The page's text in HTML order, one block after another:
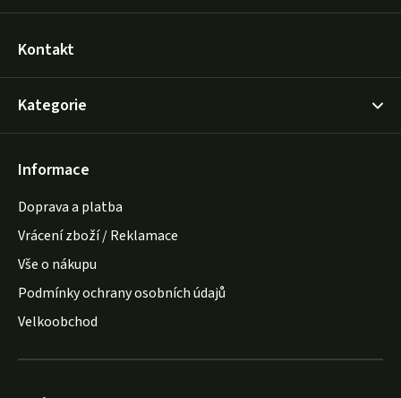
Kontakt
Kategorie
Informace
Doprava a platba
Vrácení zboží / Reklamace
Vše o nákupu
Podmínky ochrany osobních údajů
Velkoobchod